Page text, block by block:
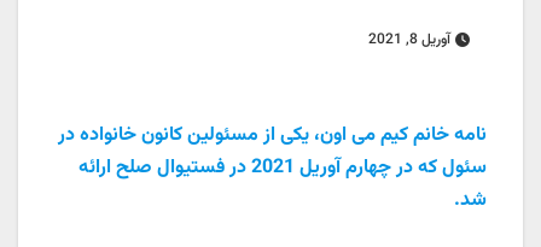
آوریل 8, 2021
نامه خانم کیم می اون، یکی از مسئولین کانون خانواده در
سئول که در چهارم آوریل 2021 در فستیوال صلح ارائه
شد.